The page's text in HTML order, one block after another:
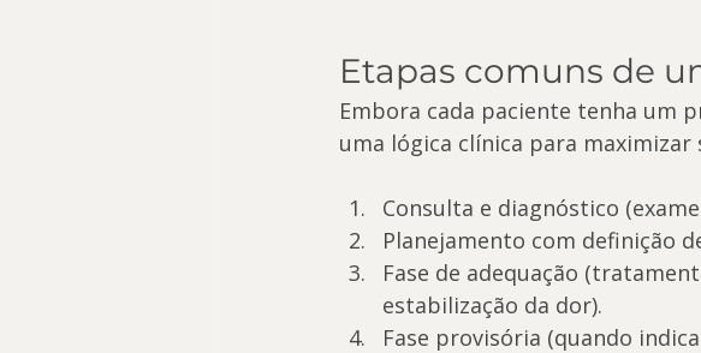
Etapas comuns de
Embora cada paciente tenha um
uma lógica clínica para
Consulta e diagnóstico
Planejamento com definição
Fase de adequação
estabilização da dor).
Fase provisória (quando